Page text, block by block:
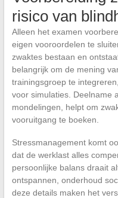
risico van
Alleen het examen
eigen vooroordelen te
zwaktes bestaan en
belangrijk om de mening
trainingsgroep te
voor simulaties. Deelname
mondelingen, helpt om
vooruitgang te boeken.
Stressmanagement komt
dat de werklast alles
persoonlijke balans draait
ontspannen, onderhoud
deze details maken het